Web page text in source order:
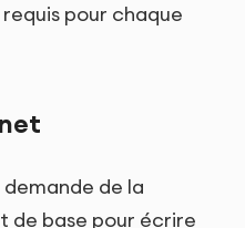
pour chaque
de la
de base pour écrire